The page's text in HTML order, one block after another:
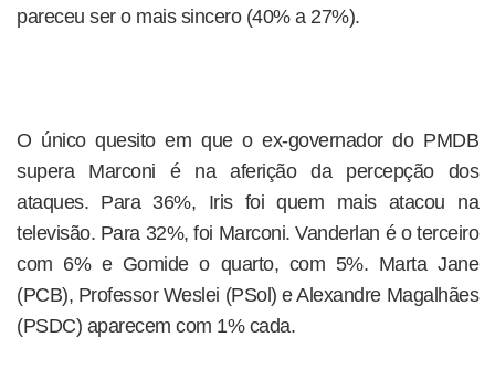
pareceu ser o mais sincero (40% a 27%).
O único quesito em que o ex-governador do PMDB
supera Marconi é na aferição da percepção dos
ataques. Para 36%, Iris foi quem mais atacou na
televisão. Para 32%, foi Marconi. Vanderlan é o terceiro
com 6% e Gomide o quarto, com 5%. Marta Jane
(PCB), Professor Weslei (PSol) e Alexandre Magalhães
(PSDC) aparecem com 1% cada.